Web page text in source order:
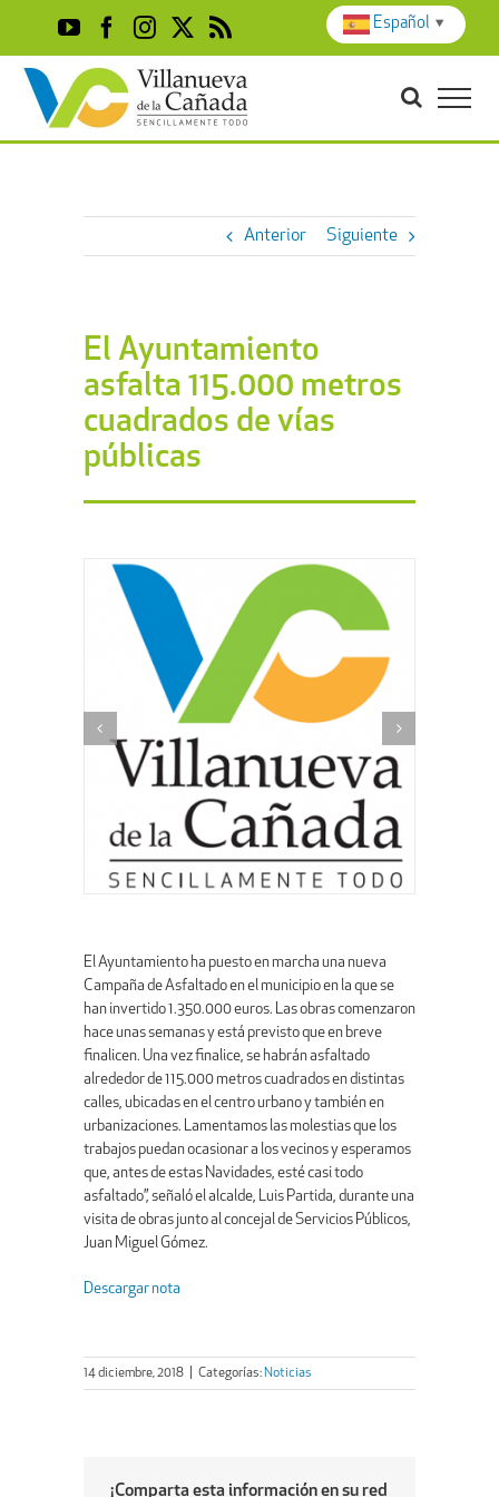
content
YouTubeFacebook
Instagram
X Rss
Anterior Siguiente
El Ayuntamiento
asfalta 115.000 metros
cuadrados de vías
públicas
El Ayuntamiento ha puesto en marcha una nueva
Campaña de Asfaltado en el municipio en la que se
han invertido 1.350.000 euros. Las obras comenzaron
hace unas semanas y está previsto que en breve
finalicen. Una vez finalice, se habrán asfaltado
alrededor de 115.000 metros cuadrados en distintas
calles, ubicadas en el centro urbano y también en
urbanizaciones. Lamentamos las molestias que los
trabajos puedan ocasionar a los vecinos y esperamos
que, antes de estas Navidades, esté casi todo
asfaltado”, señaló el alcalde, Luis Partida, durante una
visita de obras junto al concejal de Servicios Públicos,
Juan Miguel Gómez.
Descargar nota
14 diciembre, 2018 Categorías: Noticias
¡Comparta esta información en su red
Español ▼